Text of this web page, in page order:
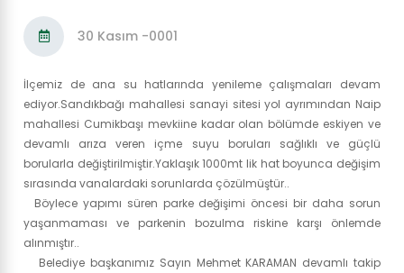
30 Kasım -0001
İlçemiz de ana su hatlarında yenileme çalışmaları devam
ediyor.Sandıkbağı mahallesi sanayi sitesi yol ayrımından Naip
mahallesi Cumikbaşı mevkiine kadar olan bölümde eskiyen ve
devamlı arıza veren içme suyu boruları sağlıklı ve güçlü
borularla değiştirilmiştir.Yaklaşık 1000mt lik hat boyunca değişim
sırasında vanalardaki sorunlarda çözülmüştür..
Böylece yapımı süren parke değişimi öncesi bir daha sorun
yaşanmaması ve parkenin bozulma riskine karşı önlemde
alınmıştır..
Belediye başkanımız Sayın Mehmet KARAMAN devamlı takip